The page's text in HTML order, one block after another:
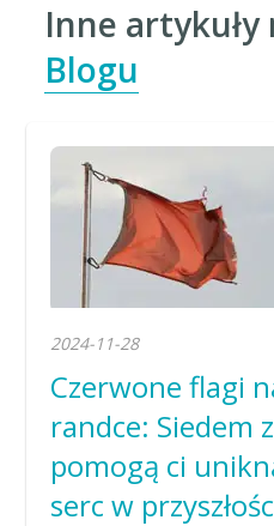
Inne artykuły
Blogu
2024-11-28
Czerwone flagi
randce: Siedem
pomogą ci
serc w